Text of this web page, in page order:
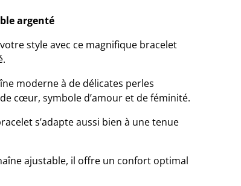
argenté
style avec ce magnifique bracelet
moderne à de délicates perles
cœur, symbole d’amour et de féminité.
s’adapte aussi bien à une tenue
ajustable, il offre un confort optimal